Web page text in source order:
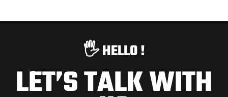
🖐️ HELLO !
LET’S TALK WITH